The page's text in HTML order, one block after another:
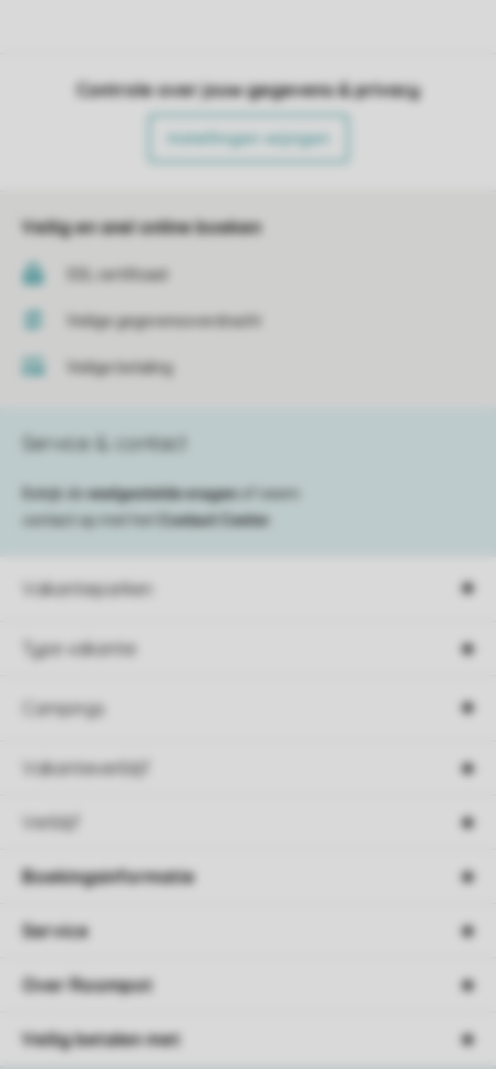
Controle over jouw gegevens & privacy
Instellingen wijzigen
Veilig en snel online boeken
SSL certificaat
Veilige gegevensoverdracht
Veilige betaling
Vakantieparken
Type vakantie
Campings
Vakantieverblijf
Verblijf
Service & contact
Bekijk de veelgestelde vragen
of neem
contact op met het
Contact Center
Boekingsinformatie
Service
Over Roompot
Veilig betalen met